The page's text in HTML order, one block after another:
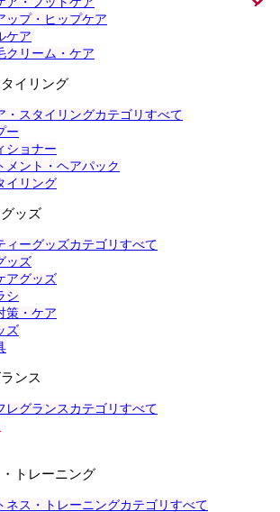
ップ・ヒップケア
ケア
クリーム・ケア
イリング
・スタイリングカテゴリすべて
ー
ショナー
メント・ヘアパック
イリング
ッズ
ィーグッズカテゴリすべて
ッズ
アグッズ
シ
策・ケア
ズ
ンス
レグランスカテゴリすべて
トレーニング
ネス・トレーニングカテゴリすべて